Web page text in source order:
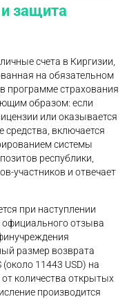
и защита
счета в Киргизии,
на обязательном
программе страхования
образом: если
или оказывается
средства, включается
системы
республики,
участников и отвечает
при наступлении
официального отзыва
размер возврата
11443 USD) на
количества открытых
производится